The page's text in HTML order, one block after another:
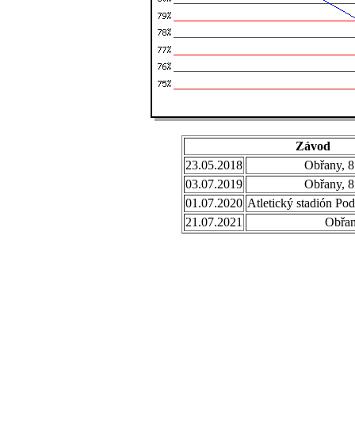
Závod
23.05.2018
Obřany,
03.07.2019
Obřany,
01.07.2020 Atletický stadión
21.07.2021